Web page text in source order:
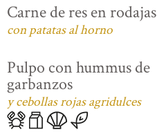
Carne de res en rodajas
con patatas al horno
Pulpo con hummus de
garbanzos
y cebollas rojas agridulces